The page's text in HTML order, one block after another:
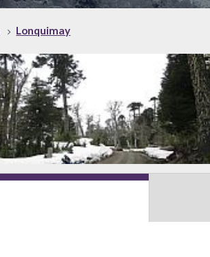
Lonquimay